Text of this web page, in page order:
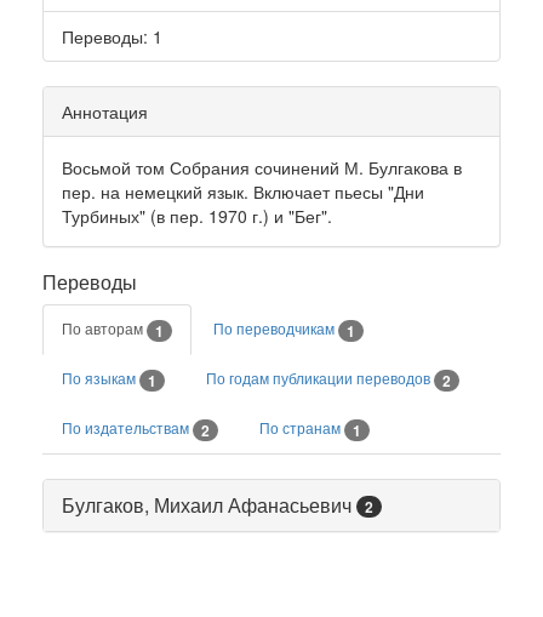
Переводы: 1
Аннотация
Восьмой том Собрания сочинений М. Булгакова в
пер. на немецкий язык. Включает пьесы "Дни
Турбиных" (в пер. 1970 г.) и "Бег".
Переводы
По авторам 1 По переводчикам 1
По языкам 1 По годам публикации переводов 2
По издательствам 2 По странам 1
Булгаков, Михаил Афанасьевич 2